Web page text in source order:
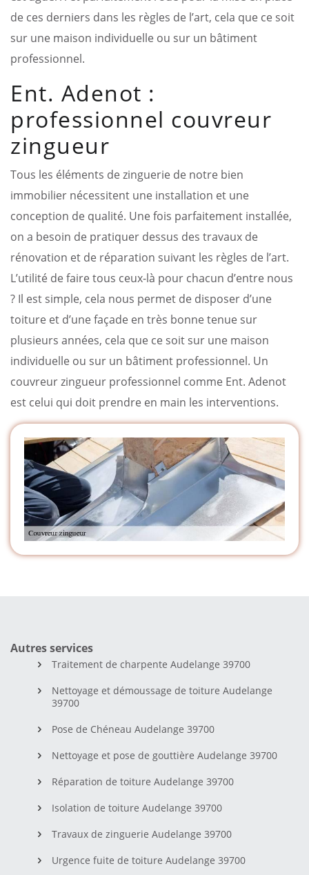
de ces derniers dans les règles de l’art, cela que ce soit
sur une maison individuelle ou sur un bâtiment
professionnel.
Ent. Adenot :
professionnel couvreur
zingueur
Tous les éléments de zinguerie de notre bien
immobilier nécessitent une installation et une
conception de qualité. Une fois parfaitement installée,
on a besoin de pratiquer dessus des travaux de
rénovation et de réparation suivant les règles de l’art.
L’utilité de faire tous ceux-là pour chacun d’entre nous
? Il est simple, cela nous permet de disposer d’une
toiture et d’une façade en très bonne tenue sur
plusieurs années, cela que ce soit sur une maison
individuelle ou sur un bâtiment professionnel. Un
couvreur zingueur professionnel comme Ent. Adenot
est celui qui doit prendre en main les interventions.
Autres services
Traitement de charpente Audelange 39700
Nettoyage et démoussage de toiture Audelange
39700
Pose de Chéneau Audelange 39700
Nettoyage et pose de gouttière Audelange 39700
Réparation de toiture Audelange 39700
Isolation de toiture Audelange 39700
Travaux de zinguerie Audelange 39700
Urgence fuite de toiture Audelange 39700